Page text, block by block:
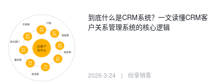
到底什么是CRM系统？一文读懂CRM客
户关系管理系统的核心逻辑
2026-3-24 | 纷享销客